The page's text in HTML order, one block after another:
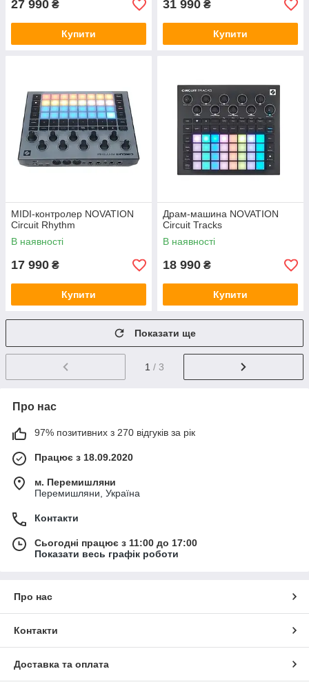
27 990 ₴
Купити
31 990 ₴
Купити
MIDI-контролер NOVATION
Circuit Rhythm
В наявності
17 990 ₴
Купити
Драм-машина NOVATION
Circuit Tracks
В наявності
18 990 ₴
Купити
Показати ще
1 / 3
Про нас
97% позитивних з 270 відгуків за рік
Працює з 18.09.2020
м. Перемишляни
Перемишляни, Україна
Контакти
Сьогодні працює з 11:00 до 17:00
Показати весь графік роботи
Про нас
Контакти
Доставка та оплата